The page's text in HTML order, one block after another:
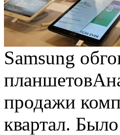
Samsung
планшетов
продажи
квартал.